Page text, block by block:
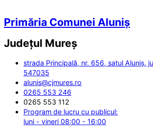
Primăria Comunei Aluniș
Județul Mureș
strada Principală, nr. 656, satul Aluniș,
547035
alunis@cjmures.ro
0265 553 246
0265 553 112
Program de lucru cu publicul:
luni - vineri 08:00 - 16:00